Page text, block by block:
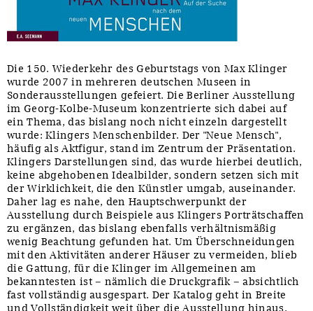
Die 150. Wiederkehr des Geburtstags von Max Klinger
wurde 2007 in mehreren deutschen Museen in
Sonderausstellungen gefeiert. Die Berliner Ausstellung
im Georg-Kolbe-Museum konzentrierte sich dabei auf
ein Thema, das bislang noch nicht einzeln dargestellt
wurde: Klingers Menschenbilder. Der "Neue Mensch",
häufig als Aktfigur, stand im Zentrum der Präsentation.
Klingers Darstellungen sind, das wurde hierbei deutlich,
keine abgehobenen Idealbilder, sondern setzen sich mit
der Wirklichkeit, die den Künstler umgab, auseinander.
Daher lag es nahe, den Hauptschwerpunkt der
Ausstellung durch Beispiele aus Klingers Porträtschaffen
zu ergänzen, das bislang ebenfalls verhältnismäßig
wenig Beachtung gefunden hat. Um Überschneidungen
mit den Aktivitäten anderer Häuser zu vermeiden, blieb
die Gattung, für die Klinger im Allgemeinen am
bekanntesten ist – nämlich die Druckgrafik – absichtlich
fast vollständig ausgespart. Der Katalog geht in Breite
und Vollständigkeit weit über die Ausstellung hinaus.